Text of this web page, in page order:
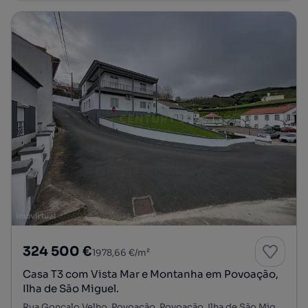
324 500 €1978,66 €/m²
Casa T3 com Vista Mar e Montanha em Povoação,
Ilha de São Miguel.